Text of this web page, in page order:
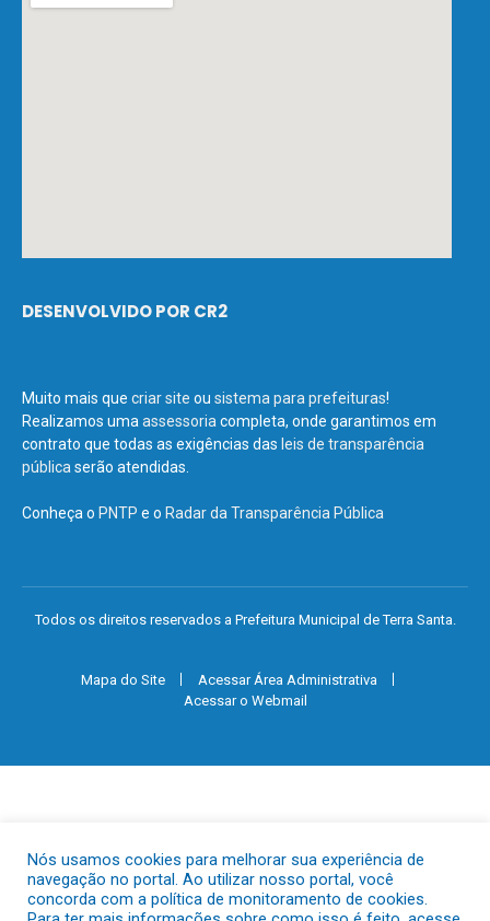
DESENVOLVIDO POR CR2
Muito mais que criar site ou sistema para prefeituras!
Realizamos uma assessoria completa, onde garantimos em
contrato que todas as exigências das leis de transparência
pública serão atendidas.
Conheça o PNTP e o Radar da Transparência Pública
Todos os direitos reservados a Prefeitura Municipal de Terra Santa.
Mapa do Site
Acessar Área Administrativa
Acessar o Webmail
Nós usamos cookies para melhorar sua experiência de
navegação no portal. Ao utilizar nosso portal, você
concorda com a política de monitoramento de cookies.